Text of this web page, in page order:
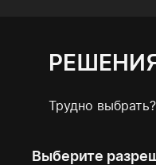
РЕШЕНИЯ
Трудно выбрать?
Выберите